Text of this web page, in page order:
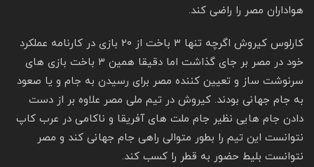
هواداران مصر را راضی کند.
کارلوس کیروش اگرچه تنها ۳ باخت از ۲۰ بازی در کارنامه عملکرد
خود در مصر بر جای گذاشت اما دقیقا همین ۳ باخت بازی های
سرنوشت ساز و تعیین کننده مصر برای رسیدن به جام و یا صعود
به جام جهانی بودند. کیروش در تیم ملی مصر علاوه بر از دست
دادن جام هایی نظیر جام ملت های آفریقا و ناکامی در عرب کاپ
نتوانست این تیم را بطور متوالی راهی جام جهانی کند و مصر
نتوانست بلیط حضور به قطر را کسب کند.